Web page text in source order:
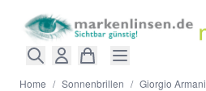
Home / Sonnenbrillen / Giorgio Armani